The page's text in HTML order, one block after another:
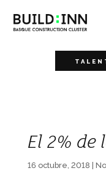
El 2% de
16 octubre, 2018